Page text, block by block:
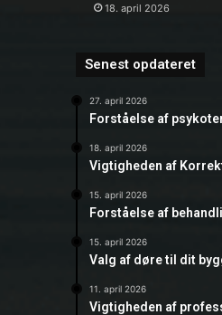
18. april 2026
Senest opdateret
27. april 2026
Forståelse af
18. april 2026
Vigtigheden af
15. april 2026
Forståelse af
15. april 2026
Valg af døre til dit
11. april 2026
Vigtigheden af